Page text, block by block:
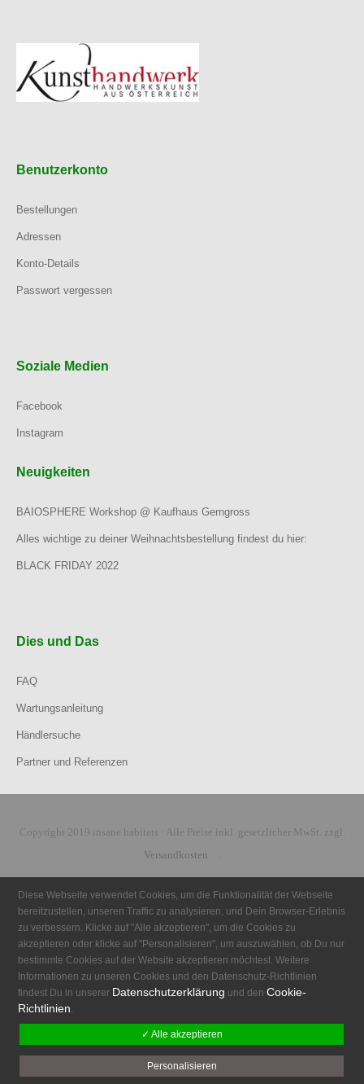
Benutzerkonto
Bestellungen
Adressen
Konto-Details
Passwort vergessen
Soziale Medien
Facebook
Instagram
Neuigkeiten
BAIOSPHERE Workshop @ Kaufhaus Gerngross
Alles wichtige zu deiner Weihnachtsbestellung findest du hier:
BLACK FRIDAY 2022
Dies und Das
FAQ
Wartungsanleitung
Händlersuche
Partner und Referenzen
Copyright 2019 insane habitats · Alle Preise inkl. gesetzlicher MwSt. zzgl.
Versandkosten
.
Diese Webseite verwendet Cookies, um die Funktionalität der Webseite
bereitzustellen, unseren Traffic zu analysieren, und Dein Browser-Erlebnis
zu verbessern. Klicke auf "Alle akzeptieren", um die Cookies zu
akzeptieren oder klicke auf "Personalisieren", um auszuwählen, ob Du nur
bestimmte Cookies auf der Website akzeptieren möchtest. Weitere
Informationen zu unseren Cookies und den Datenschutz-Richtlinien
findest Du in unserer Datenschutzerklärung und denCookie-
Richtlinien.
✓ Alle akzeptieren
Personalisieren